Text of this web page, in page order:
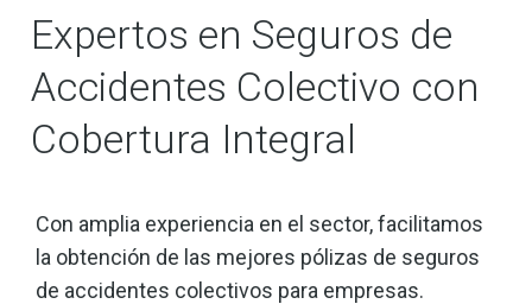
Expertos en Seguros de
Accidentes Colectivo con
Cobertura Integral
Con amplia experiencia en el sector, facilitamos
la obtención de las mejores pólizas de seguros
de accidentes colectivos para empresas.